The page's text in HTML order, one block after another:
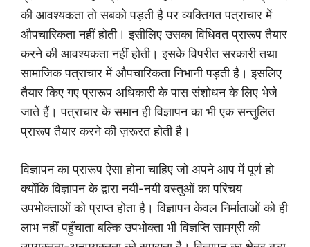
की आवश्यकता तो सबको पड़ती है पर व्यक्तिगत पत्राचार में
औपचारिकता नहीं होती। इसीलिए उसका विधिवत प्रारूप तैयार
करने की आवश्यकता नहीं होती। इसके विपरीत सरकारी तथा
सामाजिक पत्राचार में औपचारिकता निभानी पड़ती है। इसलिए
तैयार किए गए प्रारूप अधिकारी के पास संशोधन के लिए भेजे
जाते हैं। पत्राचार के समान ही विज्ञापन का भी एक सन्तुलित
प्रारूप तैयार करने की ज़रूरत होती है।
विज्ञापन का प्रारूप ऐसा होना चाहिए जो अपने आप में पूर्ण हो
क्योंकि विज्ञापन के द्वारा नयी-नयी वस्तुओं का परिचय
उपभोक्ताओं को प्राप्त होता है। विज्ञापन केवल निर्माताओं को ही
लाभ नहीं पहुँचाता बल्कि उपभोक्ता भी विज्ञप्ति सामग्री की